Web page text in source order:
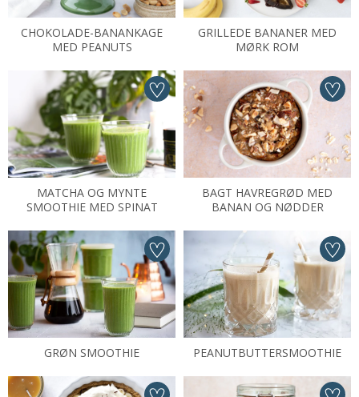
CHOKOLADE-BANANKAGE
MED PEANUTS
GRILLEDE BANANER MED
MØRK ROM
MATCHA OG MYNTE
SMOOTHIE MED SPINAT
BAGT HAVREGRØD MED
BANAN OG NØDDER
GRØN SMOOTHIE PEANUTBUTTERSMOOTHIE